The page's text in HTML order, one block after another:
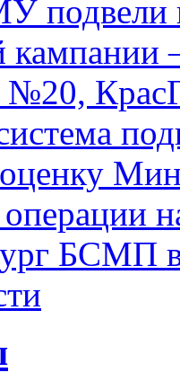
подвели
кампании
№20,
БСМП